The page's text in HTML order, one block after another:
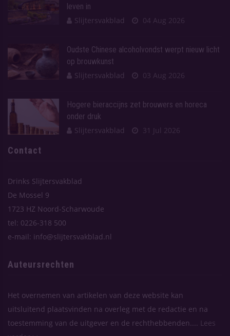
leven in
Slijtersvakblad
04 Aug 2026
Oudste Chinese alcoholvondst werpt nieuw licht
op brouwkunst
Slijtersvakblad
03 Aug 2026
Hogere bieraccijns zet brouwers en horeca
onder druk
Slijtersvakblad
31 Jul 2026
Contact
Drinks Slijtersvakblad
De Mossel 9
1723 HZ Noord-Scharwoude
tel: 0226-318 500
e-mail: info@slijtersvakblad.nl
Auteursrechten
Het overnemen van artikelen van deze website kan
uitsluitend plaatsvinden na overleg met de redactie en na
toestemming van de uitgever en de rechthebbenden....
Lees